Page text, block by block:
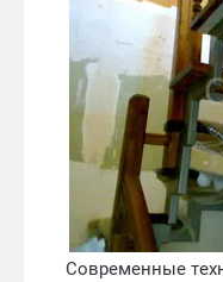
Современные